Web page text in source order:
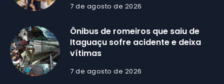
7 de agosto de 2026
Ônibus de romeiros que saiu de
Itaguaçu sofre acidente e deixa
vítimas
7 de agosto de 2026